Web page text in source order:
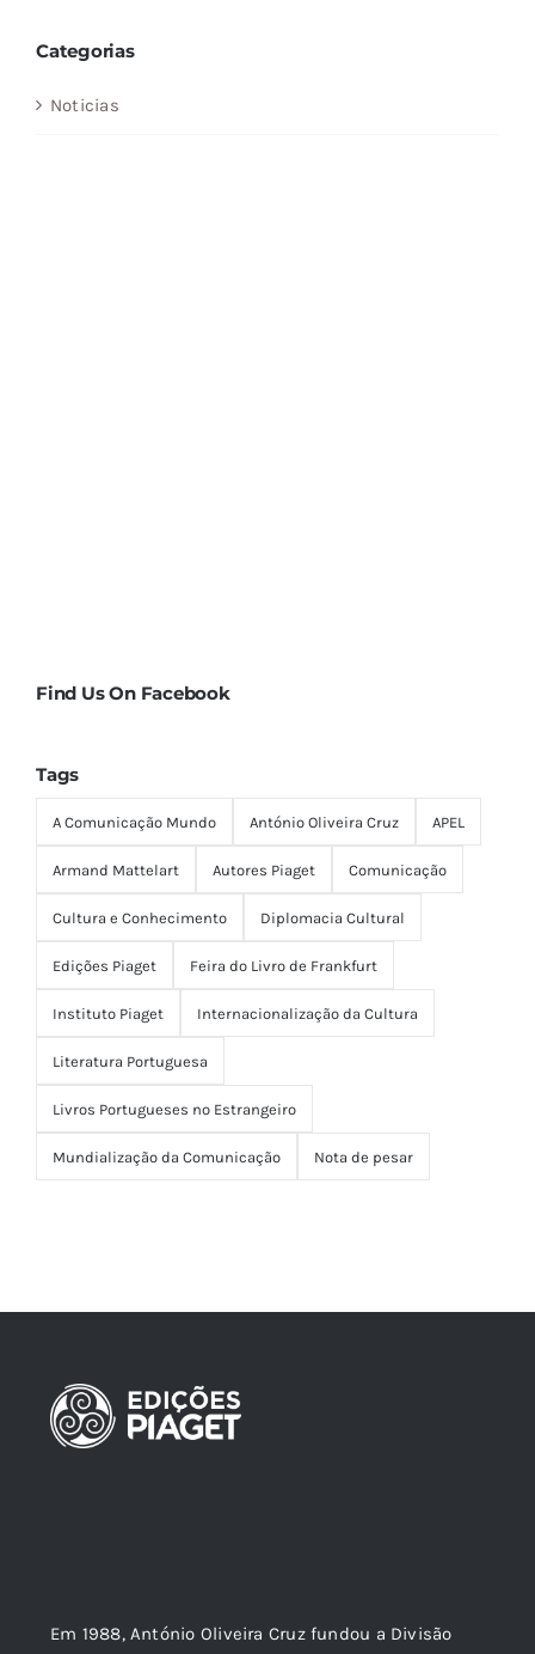
Categorias
Noticias
Find Us On Facebook
Tags
A Comunicação Mundo António Oliveira Cruz APEL
Armand Mattelart Autores Piaget Comunicação
Cultura e Conhecimento Diplomacia Cultural
Edições Piaget Feira do Livro de Frankfurt
Instituto Piaget Internacionalização da Cultura
Literatura Portuguesa
Livros Portugueses no Estrangeiro
Mundialização da Comunicação Nota de pesar
Em 1988, António Oliveira Cruz fundou a Divisão